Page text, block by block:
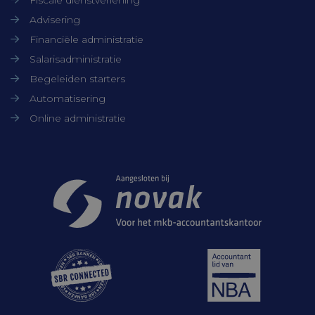
Advisering
Financiële administratie
Salarisadministratie
Begeleiden starters
Automatisering
Online administratie
Niet-geclassificeerd
Strikt noodzakelijke cookies maken de
kernfunctionaliteiten van de website
accountbeheer. De website kan niet goed
noodzakelijke cookies.
CookieScriptConsent
www.timmerbv.nl